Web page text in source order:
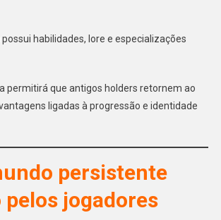
habilidades, lore e especializações
permitirá que antigos holders retornem ao
ligadas à progressão e identidade
persistente
pelos jogadores